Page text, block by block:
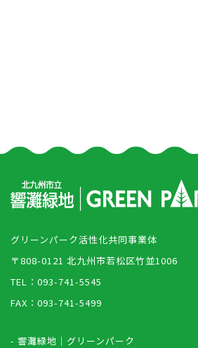
グリーンパーク活性化共同事業体
〒808-0121 北九州市若松区竹並1006
TEL：093-741-5545
FAX：093-741-5499
- 響灘緑地｜グリーンパーク